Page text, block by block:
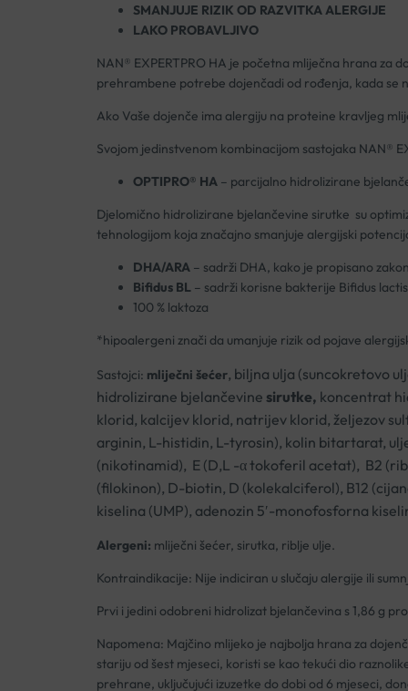
SMANJUJE RIZIK OD RAZVITKA ALERGIJE
LAKO PROBAVLJIVO
NAN® EXPERTPRO HA je početna mliječna hrana za
prehrambene potrebe dojenčadi od rođenja, kada se
Ako Vaše dojenče ima alergiju na proteine kravljeg
Svojom jedinstvenom kombinacijom sastojaka NAN®
OPTIPRO® HA– parcijalno hidrolizirane
Djelomično hidrolizirane bjelančevine sirutke su
tehnologijom koja značajno smanjuje alergijski
DHA/ARA– sadrži DHA, kako je propisano
Bifidus BL – sadrži korisne bakterije Bifidus lactis
100 % laktoza
*hipoalergeni znači da umanjuje rizik od pojave
Sastojci: mliječni šećer, biljna ulja (suncokretovo
hidrolizirane bjelančevine sirutke, koncentrat
klorid, kalcijev klorid, natrijev klorid, željezov
arginin, L-histidin, L-tyrosin), kolin bitartarat,
(nikotinamid), E (D,L -α tokoferil acetat), B2
(filokinon), D-biotin, D (kolekalciferol), B12
kiselina (UMP), adenozin 5′-monofosforna
Alergeni: mliječni šećer, sirutka, riblje ulje.
Kontraindikacije: Nije indiciran u slučaju alergije ili
Prvi i jedini odobreni hidrolizat bjelančevina s 1,86 g
Napomena: Majčino mlijeko je najbolja hrana za
stariju od šest mjeseci, koristi se kao tekući dio
prehrane, uključujući izuzetke do dobi od 6 mjeseci,